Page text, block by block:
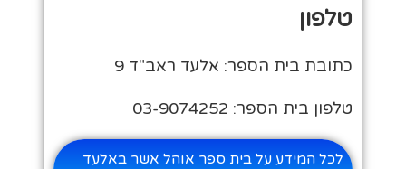
טלפון
כתובת בית הספר: אלעד ראב"ד 9
טלפון בית הספר: 03-9074252
לכל המידע על בית ספר אוהל אשר באלעד